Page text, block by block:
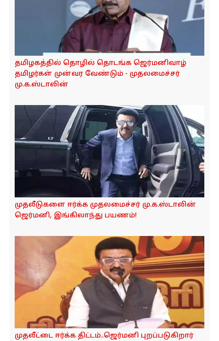
தமிழகத்தில் தொழில் தொடங்க ஜெர்மனிவாழ்
தமிழர்கள் முன்வர வேண்டும் - முதலமைச்சர்
மு.க.ஸ்டாலின்
முதலீடுகளை ஈர்க்க முதலமைச்சர் மு.க.ஸ்டாலின்
ஜெர்மனி, இங்கிலாந்து பயணம்!
முதலீட்டை ஈர்க்க திட்டம்..ஜெர்மனி புறப்படுகிறார்